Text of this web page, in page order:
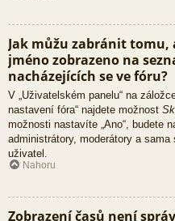
Jak můžu zabránit tomu,
jméno zobrazeno na
nacházejících se ve fóru?
V „Uživatelském panelu“ na
nastavení fóra“ najdete možnost
možnosti nastavíte „Ano“, budete
administrátory, moderátory a
uživatel.
Nahoru
Zobrazení časů není